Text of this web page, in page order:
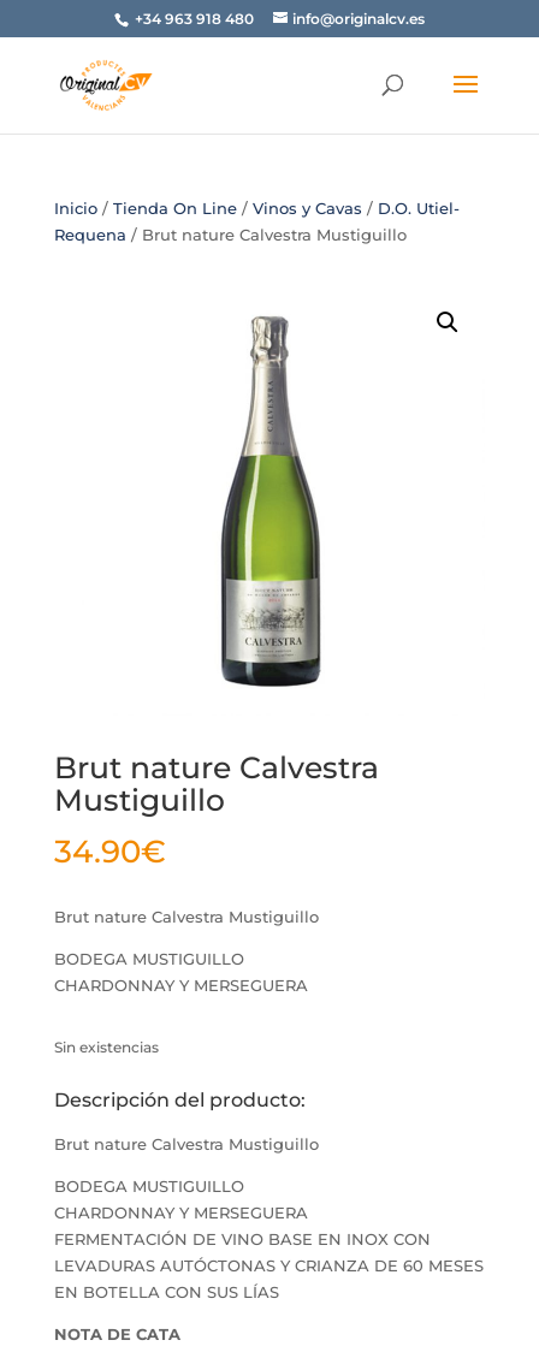
+34 963 918 480 info@originalcv.es
Inicio/ Tienda On Line/ Vinos y Cavas / D.O. Utiel-
Requena / Brut nature Calvestra Mustiguillo
Brut nature Calvestra
Mustiguillo
34.90€
Brut nature Calvestra Mustiguillo
BODEGA MUSTIGUILLO
CHARDONNAY Y MERSEGUERA
Sin existencias
Descripción del producto:
Brut nature Calvestra Mustiguillo
BODEGA MUSTIGUILLO
CHARDONNAY Y MERSEGUERA
FERMENTACIÓN DE VINO BASE EN INOX CON
LEVADURAS AUTÓCTONAS Y CRIANZA DE 60 MESES
EN BOTELLA CON SUS LÍAS
NOTA DE CATA